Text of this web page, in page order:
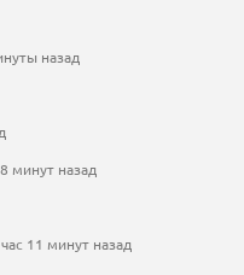
назад
минут назад
11 минут назад